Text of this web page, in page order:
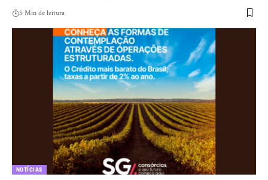
5 Min de leitura
NOTÍCIAS